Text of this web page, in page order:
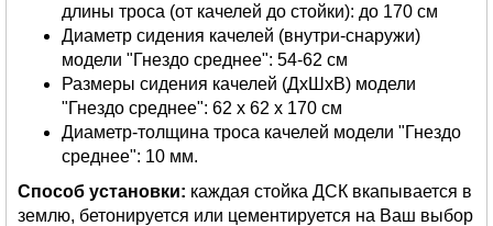
длины троса (от качелей до стойки): до 170 см
Диаметр сидения качелей (внутри-снаружи)
модели "Гнездо среднее": 54-62 см
Размеры сидения качелей (ДхШхВ) модели
"Гнездо среднее": 62 х 62 х 170 см
Диаметр-толщина троса качелей модели "Гнездо
среднее": 10 мм.
Способ установки: каждая стойка ДСК вкапывается в
землю, бетонируется или цементируется на Ваш выбор